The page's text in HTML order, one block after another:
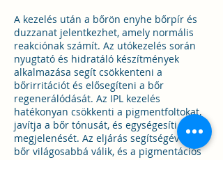
A kezelés után a bőrön enyhe bőrpír és
duzzanat jelentkezhet, amely normális
reakciónak számít. Az utókezelés során
nyugtató és hidratáló készítmények
alkalmazása segít csökkenteni a
bőrirritációt és elősegíteni a bőr
regenerálódását. Az IPL kezelés
hatékonyan csökkenti a pigmentfoltokat,
javítja a bőr tónusát, és egységesíti a bőr
megjelenését. Az eljárás segítségével a
bőr világosabbá válik, és a pigmentációs